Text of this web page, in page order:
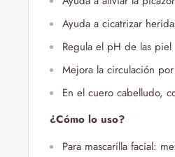
Ayuda a cicatrizar
Regula el pH de las piel
Mejora la circulación
En el cuero cabelludo,
¿Cómo lo uso?
Para mascarilla facial: